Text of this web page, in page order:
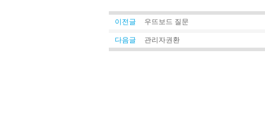
이전글 우뜨보드 질문
다음글 관리자권환